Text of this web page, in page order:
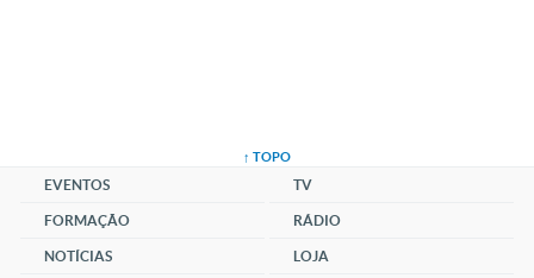
↑ TOPO
EVENTOS
FORMAÇÃO
NOTÍCIAS
TV
RÁDIO
LOJA